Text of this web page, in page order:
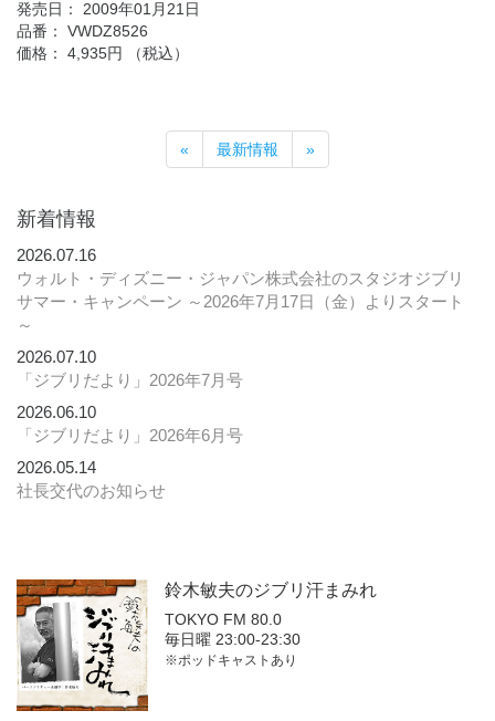
発売日： 2009年01月21日
品番： VWDZ8526
価格： 4,935円 （税込）
« 最新情報 »
新着情報
2026.07.16
ウォルト・ディズニー・ジャパン株式会社のスタジオジブリ
サマー・キャンペーン ～2026年7月17日（金）よりスタート
～
2026.07.10
「ジブリだより」2026年7月号
2026.06.10
「ジブリだより」2026年6月号
2026.05.14
社長交代のお知らせ
鈴木敏夫のジブリ汗まみれ
TOKYO FM 80.0
毎日曜 23:00-23:30
※ポッドキャストあり